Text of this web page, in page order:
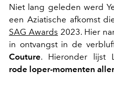
Niet lang geleden werd
een Aziatische afkomst
SAG Awards 2023. Hier
in ontvangst in de
Couture. Hieronder lijst
rode loper-momenten